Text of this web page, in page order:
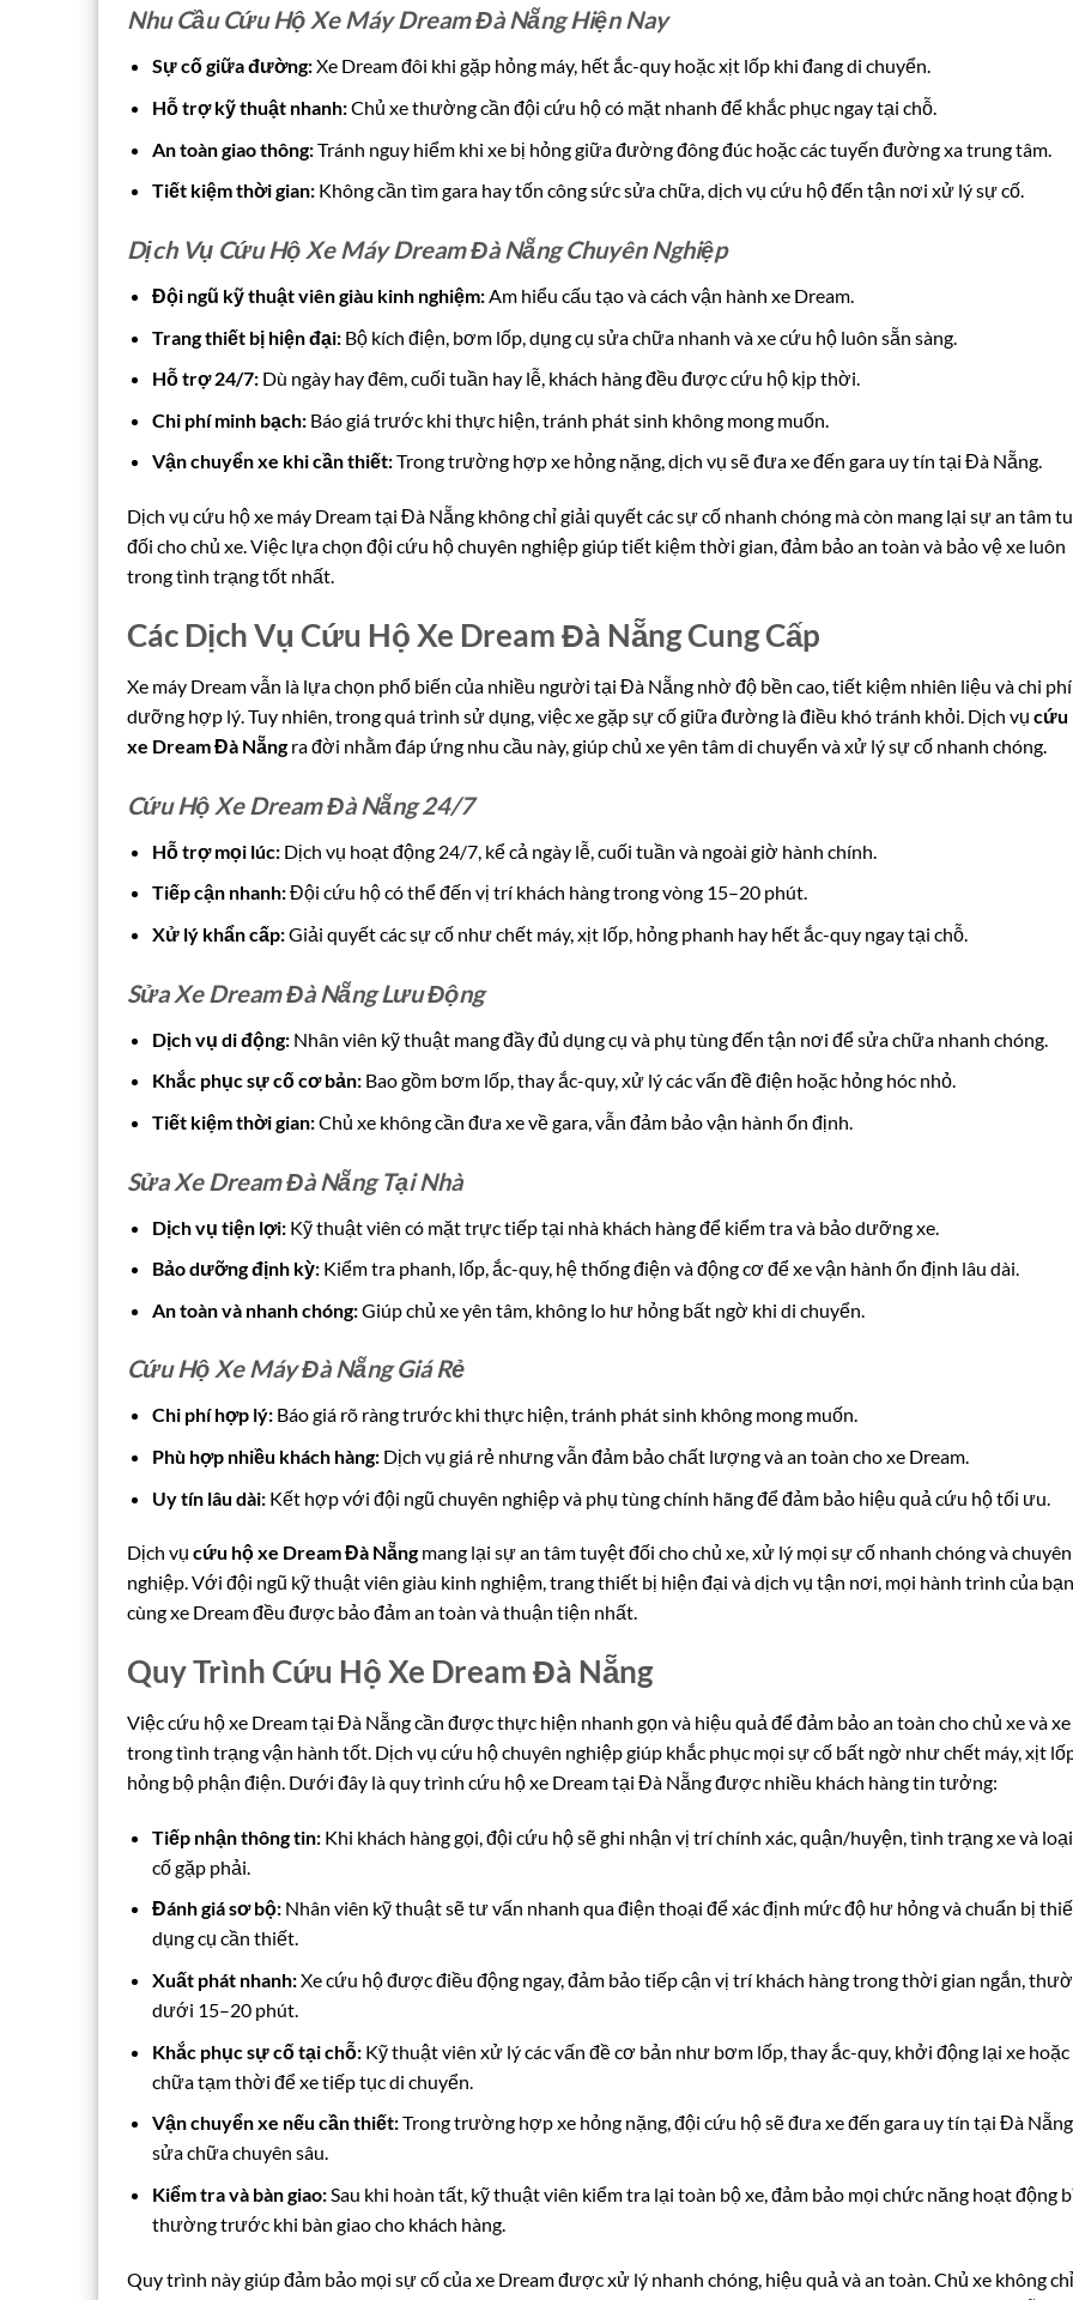
Nhu Cầu Cứu Hộ Xe Máy Dream Đà Nẵng Hiện Nay
Sự cố giữa đường:Xe Dream đôi khi gặp hỏng máy, hết ắc-quy hoặc xịt lốp khi đang di chuyển.
Hỗ trợ kỹ thuật nhanh:Chủ xe thường cần đội cứu hộ có mặt nhanh để khắc phục ngay tại chỗ.
An toàn giao thông:Tránh nguy hiểm khi xe bị hỏng giữa đường đông đúc hoặc các tuyến đường xa trung tâm.
Tiết kiệm thời gian:Không cần tìm gara hay tốn công sức sửa chữa, dịch vụ cứu hộ đến tận nơi xử lý sự cố.
Dịch Vụ Cứu Hộ Xe Máy Dream Đà Nẵng Chuyên Nghiệp
Đội ngũ kỹ thuật viên giàu kinh nghiệm:Am hiểu cấu tạo và cách vận hành xe Dream.
Trang thiết bị hiện đại:Bộ kích điện, bơm lốp, dụng cụ sửa chữa nhanh và xe cứu hộ luôn sẵn sàng.
Hỗ trợ 24/7:Dù ngày hay đêm, cuối tuần hay lễ, khách hàng đều được cứu hộ kịp thời.
Chi phí minh bạch:Báo giá trước khi thực hiện, tránh phát sinh không mong muốn.
Vận chuyển xe khi cần thiết:Trong trường hợp xe hỏng nặng, dịch vụ sẽ đưa xe đến gara uy tín tại Đà Nẵng.
Dịch vụ cứu hộ xe máy Dream tại Đà Nẵng không chỉ giải quyết các sự cố nhanh chóng mà còn mang lại sự an tâm
đối cho chủ xe. Việc lựa chọn đội cứu hộ chuyên nghiệp giúp tiết kiệm thời gian, đảm bảo an toàn và bảo vệ xe luôn
trong tình trạng tốt nhất.
Các Dịch Vụ Cứu Hộ Xe Dream Đà Nẵng Cung Cấp
Xe máy Dream vẫn là lựa chọn phổ biến của nhiều người tại Đà Nẵng nhờ độ bền cao, tiết kiệm nhiên liệu và chi
dưỡng hợp lý. Tuy nhiên, trong quá trình sử dụng, việc xe gặp sự cố giữa đường là điều khó tránh khỏi. Dịch vụ cứu
xe Dream Đà Nẵngra đời nhằm đáp ứng nhu cầu này, giúp chủ xe yên tâm di chuyển và xử lý sự cố nhanh chóng.
Cứu Hộ Xe Dream Đà Nẵng 24/7
Hỗ trợ mọi lúc:Dịch vụ hoạt động 24/7, kể cả ngày lễ, cuối tuần và ngoài giờ hành chính.
Tiếp cận nhanh:Đội cứu hộ có thể đến vị trí khách hàng trong vòng 15–20 phút.
Xử lý khẩn cấp:Giải quyết các sự cố như chết máy, xịt lốp, hỏng phanh hay hết ắc-quy ngay tại chỗ.
Sửa Xe Dream Đà Nẵng Lưu Động
Dịch vụ di động:Nhân viên kỹ thuật mang đầy đủ dụng cụ và phụ tùng đến tận nơi để sửa chữa nhanh chóng.
Khắc phục sự cố cơ bản:Bao gồm bơm lốp, thay ắc-quy, xử lý các vấn đề điện hoặc hỏng hóc nhỏ.
Tiết kiệm thời gian:Chủ xe không cần đưa xe về gara, vẫn đảm bảo vận hành ổn định.
Sửa Xe Dream Đà Nẵng Tại Nhà
Dịch vụ tiện lợi:Kỹ thuật viên có mặt trực tiếp tại nhà khách hàng để kiểm tra và bảo dưỡng xe.
Bảo dưỡng định kỳ:Kiểm tra phanh, lốp, ắc-quy, hệ thống điện và động cơ để xe vận hành ổn định lâu dài.
An toàn và nhanh chóng:Giúp chủ xe yên tâm, không lo hư hỏng bất ngờ khi di chuyển.
Cứu Hộ Xe Máy Đà Nẵng Giá Rẻ
Chi phí hợp lý:Báo giá rõ ràng trước khi thực hiện, tránh phát sinh không mong muốn.
Phù hợp nhiều khách hàng:Dịch vụ giá rẻ nhưng vẫn đảm bảo chất lượng và an toàn cho xe Dream.
Uy tín lâu dài:Kết hợp với đội ngũ chuyên nghiệp và phụ tùng chính hãng để đảm bảo hiệu quả cứu hộ tối ưu.
Dịch vụ cứu hộ xe Dream Đà Nẵngmang lại sự an tâm tuyệt đối cho chủ xe, xử lý mọi sự cố nhanh chóng và chuyên
nghiệp. Với đội ngũ kỹ thuật viên giàu kinh nghiệm, trang thiết bị hiện đại và dịch vụ tận nơi, mọi hành trình của bạn
cùng xe Dream đều được bảo đảm an toàn và thuận tiện nhất.
Quy Trình Cứu Hộ Xe Dream Đà Nẵng
Việc cứu hộ xe Dream tại Đà Nẵng cần được thực hiện nhanh gọn và hiệu quả để đảm bảo an toàn cho chủ xe và
trong tình trạng vận hành tốt. Dịch vụ cứu hộ chuyên nghiệp giúp khắc phục mọi sự cố bất ngờ như chết máy, xịt
hỏng bộ phận điện. Dưới đây là quy trình cứu hộ xe Dream tại Đà Nẵng được nhiều khách hàng tin tưởng:
Tiếp nhận thông tin:Khi khách hàng gọi, đội cứu hộ sẽ ghi nhận vị trí chính xác, quận/huyện, tình trạng xe và
cố gặp phải.
Đánh giá sơ bộ:Nhân viên kỹ thuật sẽ tư vấn nhanh qua điện thoại để xác định mức độ hư hỏng và chuẩn bị
dụng cụ cần thiết.
Xuất phát nhanh:Xe cứu hộ được điều động ngay, đảm bảo tiếp cận vị trí khách hàng trong thời gian ngắn,
dưới 15–20 phút.
Khắc phục sự cố tại chỗ:Kỹ thuật viên xử lý các vấn đề cơ bản như bơm lốp, thay ắc-quy, khởi động lại xe hoặc
chữa tạm thời để xe tiếp tục di chuyển.
Vận chuyển xe nếu cần thiết:Trong trường hợp xe hỏng nặng, đội cứu hộ sẽ đưa xe đến gara uy tín tại Đà
sửa chữa chuyên sâu.
Kiểm tra và bàn giao:Sau khi hoàn tất, kỹ thuật viên kiểm tra lại toàn bộ xe, đảm bảo mọi chức năng hoạt động
thường trước khi bàn giao cho khách hàng.
Quy trình này giúp đảm bảo mọi sự cố của xe Dream được xử lý nhanh chóng, hiệu quả và an toàn. Chủ xe không